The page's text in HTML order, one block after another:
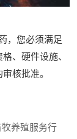
，您必须满足
、硬件设施、
核批准。
养殖服务行